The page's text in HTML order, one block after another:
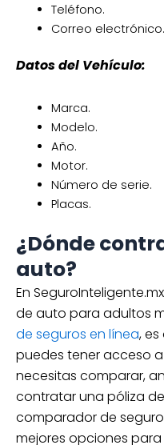
Teléfono.
Correo electrónico.
Datos del Vehículo:
Marca.
Modelo.
Año.
Motor.
Número de serie.
Placas.
¿Dónde
auto?
En
de auto para adultos
de seguros en línea,
puedes tener acceso
necesitas comparar,
contratar una póliza
comparador de
mejores opciones para